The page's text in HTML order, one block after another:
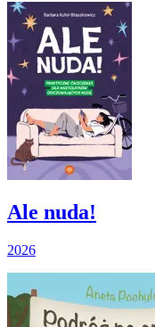
Ale nuda!
2026